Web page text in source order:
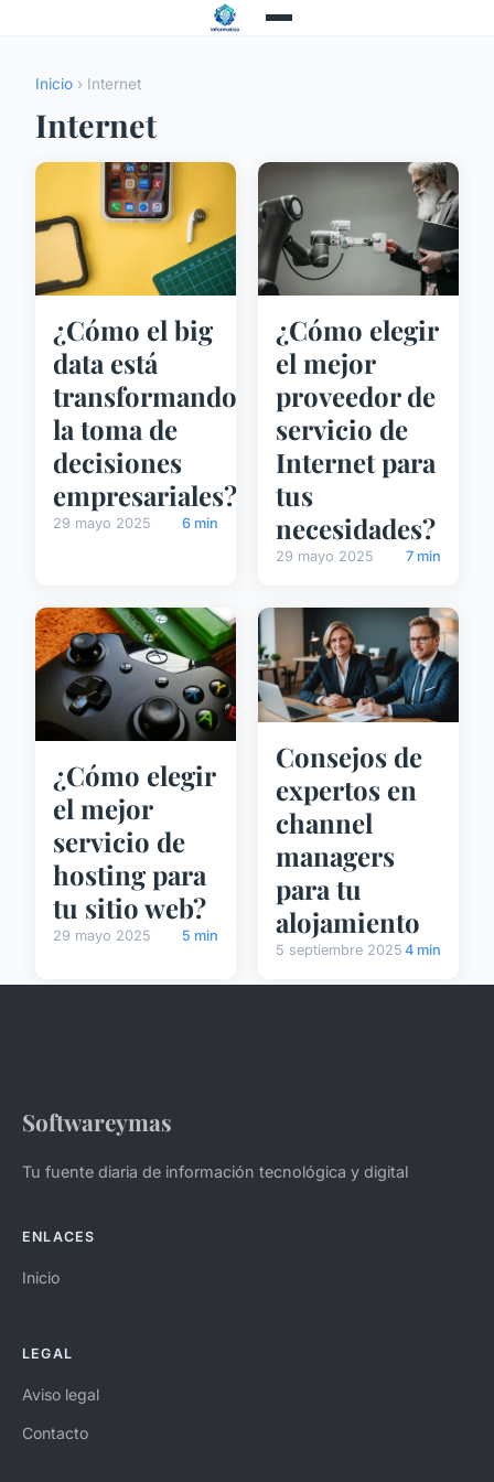
Inicio › Internet
Internet
¿Cómo el big
data está
transformando
la toma de
decisiones
empresariales?
29 mayo 2025 6 min
¿Cómo elegir
el mejor
proveedor de
servicio de
Internet para
tus
necesidades?
29 mayo 2025 7 min
¿Cómo elegir
el mejor
servicio de
hosting para
tu sitio web?
29 mayo 2025 5 min
Consejos de
expertos en
channel
managers
para tu
alojamiento
5 septiembre 2025 4 min
Softwareymas
Tu fuente diaria de información tecnológica y digital
ENLACES
Inicio
LEGAL
Aviso legal
Contacto